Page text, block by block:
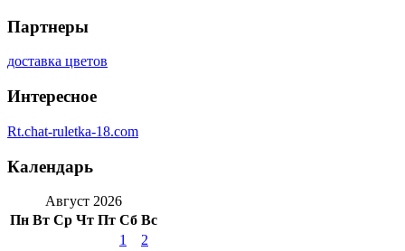
Партнеры
доставка цветов
Интересное
Rt.chat-ruletka-18.com
Календарь
Август 2026
Пн Вт Ср Чт Пт Сб Вс
1
2